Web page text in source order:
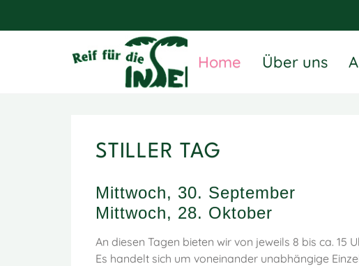
Home Über uns
STILLER TAG
Mittwoch, 30. September
Mittwoch, 28. Oktober
An diesen Tagen bieten wir von jeweils 8 bis ca. 15
Es handelt sich um voneinander unabhängige